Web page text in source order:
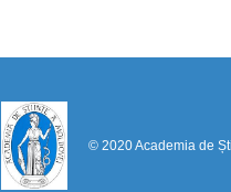
© 2020 Academia de